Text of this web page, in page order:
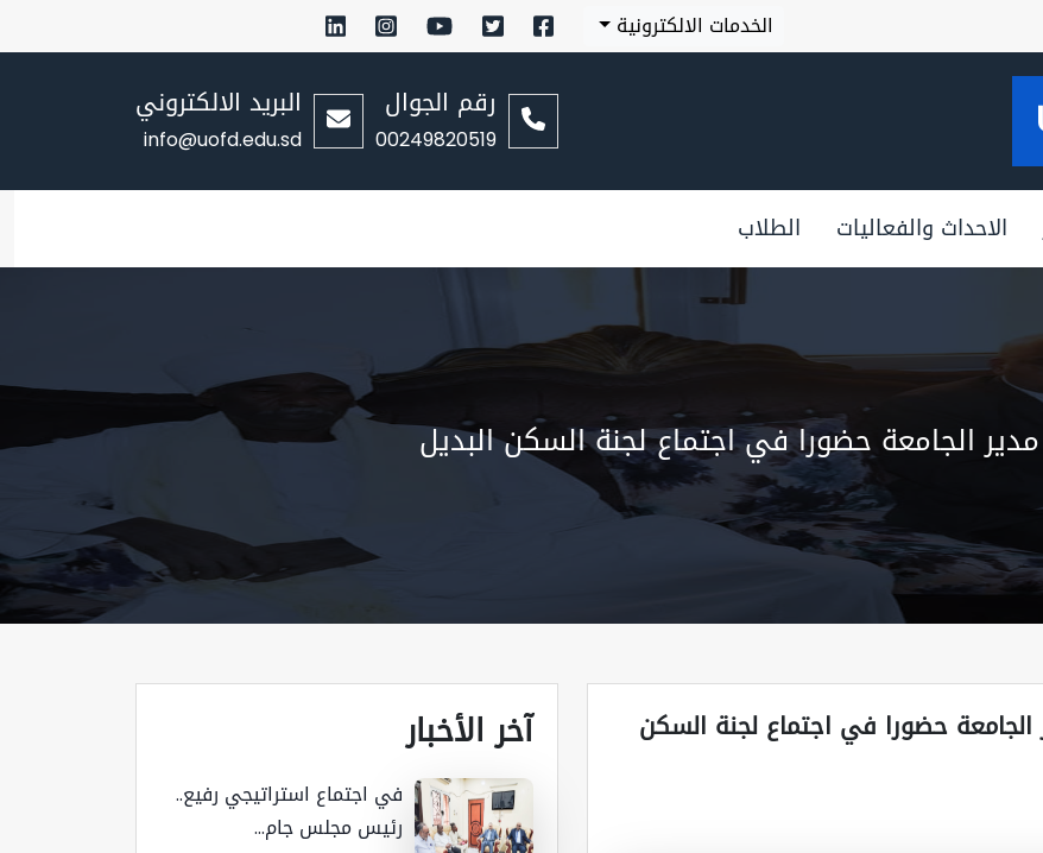
الخدمات الالكترونية
رقم الجوال
00249820519
البريد الالكتروني
info@uofd.edu.sd
الاحداث والفعاليات الطلاب
الجامعة حضورا في اجتماع لجنة السكن البديل
الجامعة حضورا في اجتماع لجنة السكن آخر الأخبار
في اجتماع استراتيجي رفيع..
رئيس مجلس جام...